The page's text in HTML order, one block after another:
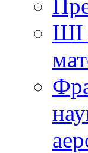
ШІ